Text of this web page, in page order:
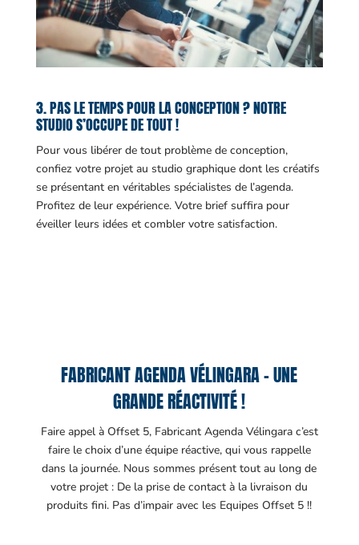
3. PAS LE TEMPS POUR LA CONCEPTION ? NOTRE
STUDIO S’OCCUPE DE TOUT !
Pour vous libérer de tout problème de conception,
confiez votre projet au studio graphique dont les créatifs
se présentant en véritables spécialistes de l’agenda.
Profitez de leur expérience. Votre brief suffira pour
éveiller leurs idées et combler votre satisfaction.
FABRICANT AGENDA VÉLINGARA – UNE
GRANDE RÉACTIVITÉ !
Faire appel à Offset 5, Fabricant Agenda Vélingara c’est
faire le choix d’une équipe réactive, qui vous rappelle
dans la journée. Nous sommes présent tout au long de
votre projet : De la prise de contact à la livraison du
produits fini. Pas d’impair avec les Equipes Offset 5 !!